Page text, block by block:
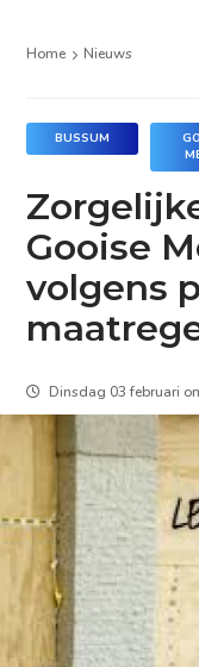
Home Nieuws
BUSSUM
Gooise
volgens
Dinsdag 03 februari